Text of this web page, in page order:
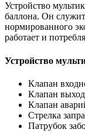
Устройство
баллона. Он
нормированного
работает и
Устройство
Клапан
Клапан
Клапан
Стрелка
Патрубок